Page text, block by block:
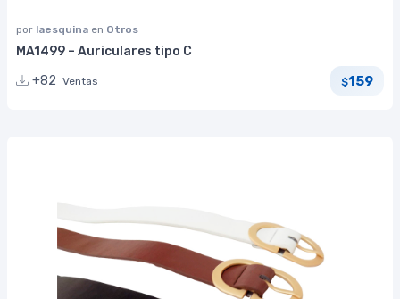
por laesquina en Otros
MA1499 – Auriculares tipo C
+82 Ventas $159